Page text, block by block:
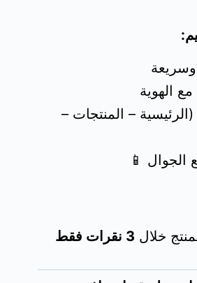
الهوية
– المنتجات –
الجوال 📱
خلال 3 نقرات فقط